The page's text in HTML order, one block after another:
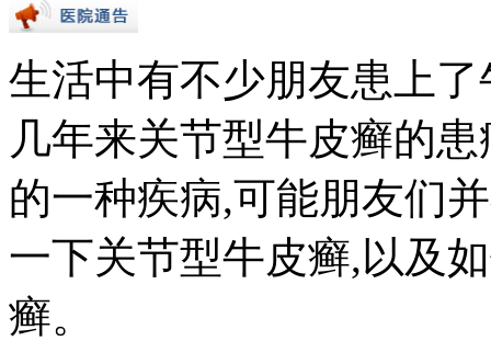
生活中有不少朋友患上
几年来关节型牛皮癣的
的一种疾病,可能朋友们
一下关节型牛皮癣,以及
癣。